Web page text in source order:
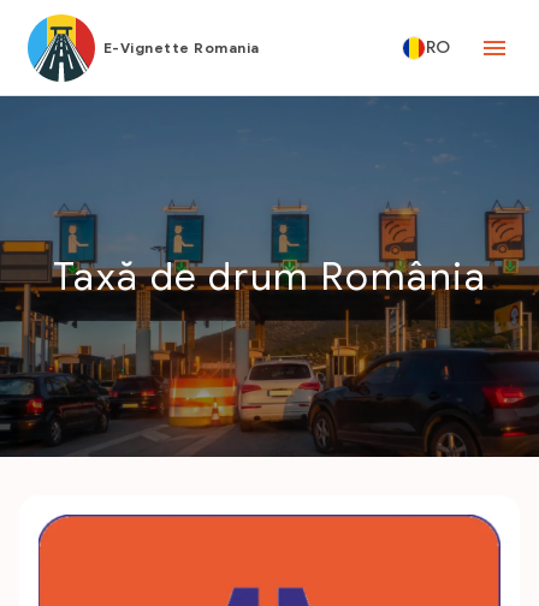
E-Vignette Romania RO
Taxă de drum România